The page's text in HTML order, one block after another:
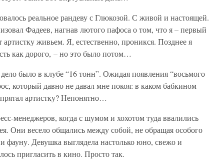
реальное рандеву с Глюкозой. С живой и настоящей.
Фадеев, нагнав лютого пафоса о том, что я – первый
живьем. Я, естественно, проникся. Позднее я
как дорого, – но это было потом…
было в клубе “16 тонн”. Ожидая появления “восьмого
который давно не давал мне покоя: в каком бабкином
артистку? Непонятно…
менеджеров, когда с шумом и хохотом туда ввалились
Они весело общались между собой, не обращая особого
Девушка выглядела настолько юно, свежо и
пригласить в кино. Просто так.